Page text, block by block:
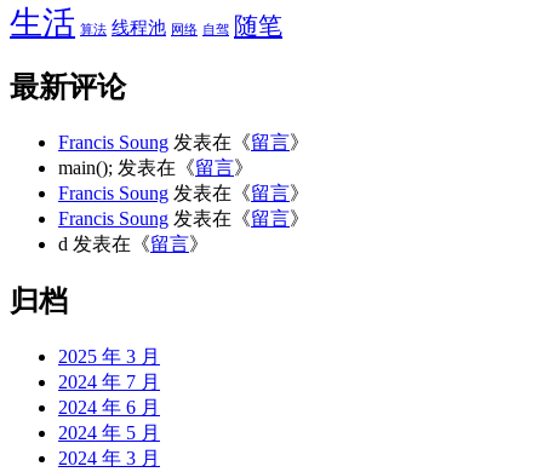
生活 算法 线程池 网络 自驾 随笔
最新评论
Francis Soung 发表在《留言》
main(); 发表在《留言》
Francis Soung 发表在《留言》
Francis Soung 发表在《留言》
d 发表在《留言》
归档
2025 年 3 月
2024 年 7 月
2024 年 6 月
2024 年 5 月
2024 年 3 月